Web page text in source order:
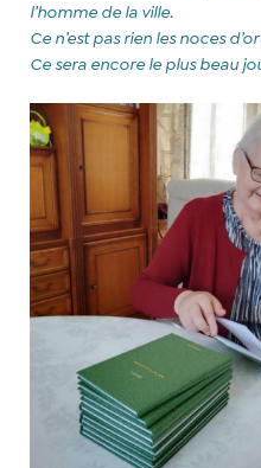
l’homme de la ville.
Ce n’est pas rien les noces d’or
Ce sera encore le plus beau